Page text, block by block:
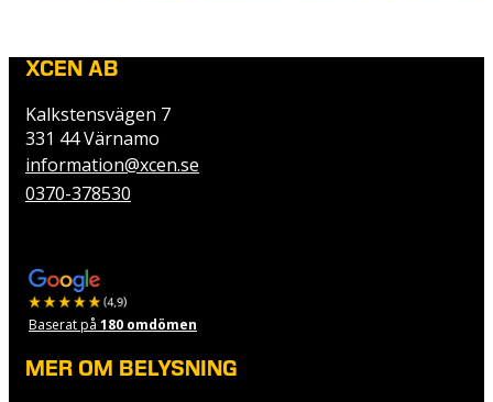
XCEN AB
Kalkstensvägen 7
331 44 Värnamo
information@xcen.se
0370-378530
Baserat på 180 omdömen
MER OM BELYSNING